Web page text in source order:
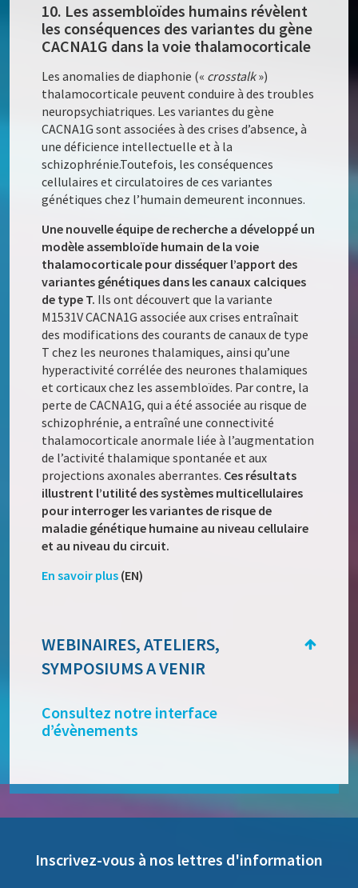
10. Les assembloïdes humains révèlent
les conséquences des variantes du gène
CACNA1G dans la voie thalamocorticale
Les anomalies de diaphonie (« crosstalk»)
thalamocorticale peuvent conduire à des troubles
neuropsychiatriques. Les variantes du gène
CACNA1G sont associées à des crises d’absence, à
une déficience intellectuelle et à la
schizophrénie.Toutefois, les conséquences
cellulaires et circulatoires de ces variantes
génétiques chez l’humain demeurent inconnues.
Une nouvelle équipe de recherche a développé un
modèle assembloïde humain de la voie
thalamocorticale pour disséquer l’apport des
variantes génétiques dans les canaux calciques
de type T. Ils ont découvert que la variante
M1531V CACNA1G associée aux crises entraînait
des modifications des courants de canaux de type
T chez les neurones thalamiques, ainsi qu’une
hyperactivité corrélée des neurones thalamiques
et corticaux chez les assembloïdes. Par contre, la
perte de CACNA1G, qui a été associée au risque de
schizophrénie, a entraîné une connectivité
thalamocorticale anormale liée à l’augmentation
de l’activité thalamique spontanée et aux
projections axonales aberrantes. Ces résultats
illustrent l’utilité des systèmes multicellulaires
pour interroger les variantes de risque de
maladie génétique humaine au niveau cellulaire
et au niveau du circuit.
En savoir plus (EN)
WEBINAIRES, ATELIERS,
SYMPOSIUMS A VENIR
Consultez notre interface
d’évènements
Inscrivez-vous à nos lettres d'information